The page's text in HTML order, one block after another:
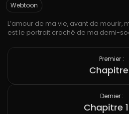
Webtoon
L’amour de ma vie, avant de mourir,
est le portrait craché de ma demi-
Premier :
Chapitre
Dernier :
Chapitre